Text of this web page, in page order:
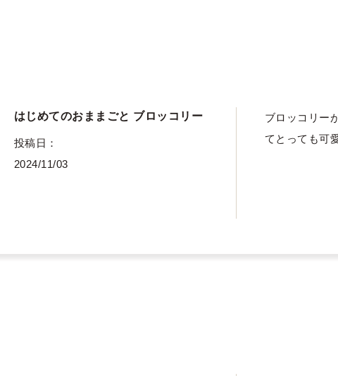
はじめてのおままごと ブロッコリー
投稿日
2024/11/03
ブロッコリー
てとっても可